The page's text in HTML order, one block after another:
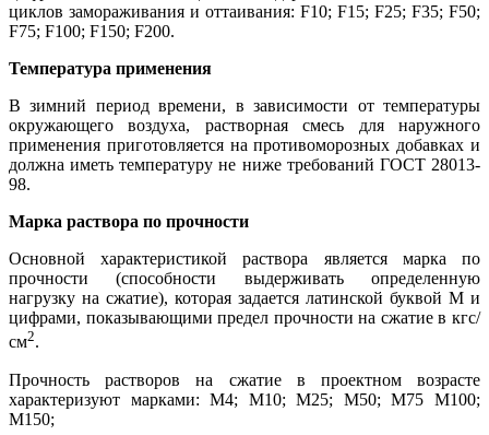
циклов замораживания и оттаивания: F10; F15; F25; F35; F50;
F75; F100; F150; F200.
Температура применения
В зимний период времени, в зависимости от температуры
окружающего воздуха, растворная смесь для наружного
применения приготовляется на противоморозных добавках и
должна иметь температуру не ниже требований ГОСТ 28013-
98.
Марка раствора по прочности
Основной характеристикой раствора является марка по
прочности (способности выдерживать определенную
нагрузку на сжатие), которая задается латинской буквой М и
цифрами, показывающими предел прочности на сжатие в кгс/
см2.
Прочность растворов на сжатие в проектном возрасте
характеризуют марками: М4; М10; М25; М50; М75 М100;
М150;